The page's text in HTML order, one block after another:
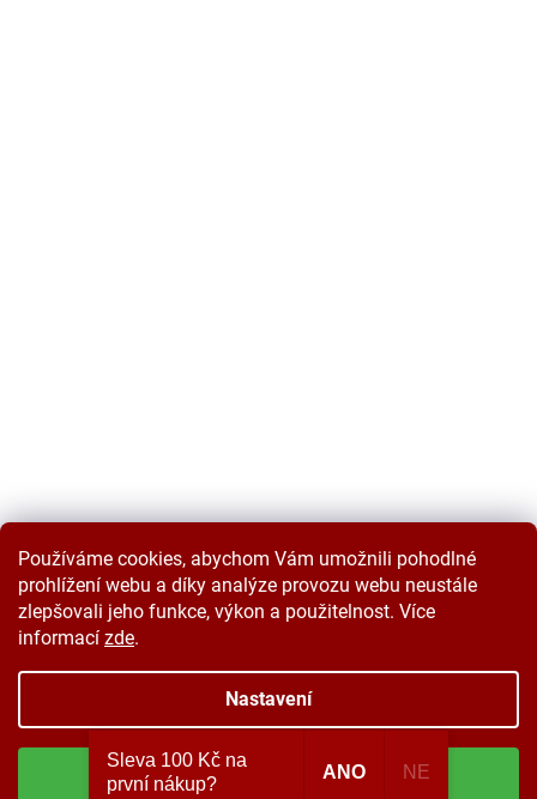
Používáme cookies, abychom Vám umožnili pohodlné
prohlížení webu a díky analýze provozu webu neustále
zlepšovali jeho funkce, výkon a použitelnost. Více
informací zde.
Nastavení
Copyright 2026Velkoobchodplus.cz
Upravit nastavení cookies
Sleva 100 Kč na
první nákup?
ANO NE